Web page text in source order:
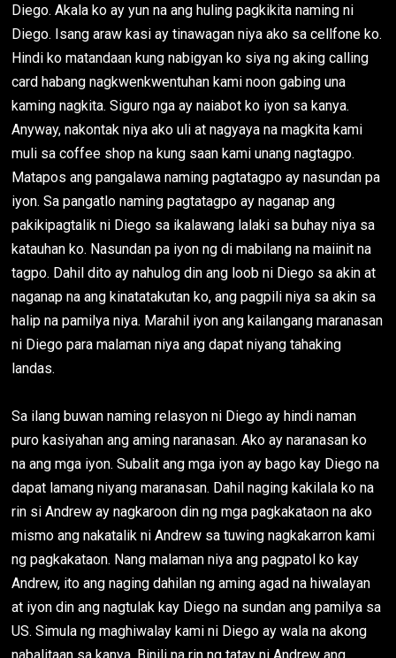
Diego. Akala ko ay yun na ang huling pagkikita naming ni
Diego. Isang araw kasi ay tinawagan niya ako sa cellfone ko.
Hindi ko matandaan kung nabigyan ko siya ng aking calling
card habang nagkwenkwentuhan kami noon gabing una
kaming nagkita. Siguro nga ay naiabot ko iyon sa kanya.
Anyway, nakontak niya ako uli at nagyaya na magkita kami
muli sa coffee shop na kung saan kami unang nagtagpo.
Matapos ang pangalawa naming pagtatagpo ay nasundan pa
iyon. Sa pangatlo naming pagtatagpo ay naganap ang
pakikipagtalik ni Diego sa ikalawang lalaki sa buhay niya sa
katauhan ko. Nasundan pa iyon ng di mabilang na maiinit na
tagpo. Dahil dito ay nahulog din ang loob ni Diego sa akin at
naganap na ang kinatatakutan ko, ang pagpili niya sa akin sa
halip na pamilya niya. Marahil iyon ang kailangang maranasan
ni Diego para malaman niya ang dapat niyang tahaking
landas.
Sa ilang buwan naming relasyon ni Diego ay hindi naman
puro kasiyahan ang aming naranasan. Ako ay naranasan ko
na ang mga iyon. Subalit ang mga iyon ay bago kay Diego na
dapat lamang niyang maranasan. Dahil naging kakilala ko na
rin si Andrew ay nagkaroon din ng mga pagkakataon na ako
mismo ang nakatalik ni Andrew sa tuwing nagkakarron kami
ng pagkakataon. Nang malaman niya ang pagpatol ko kay
Andrew, ito ang naging dahilan ng aming agad na hiwalayan
at iyon din ang nagtulak kay Diego na sundan ang pamilya sa
US. Simula ng maghiwalay kami ni Diego ay wala na akong